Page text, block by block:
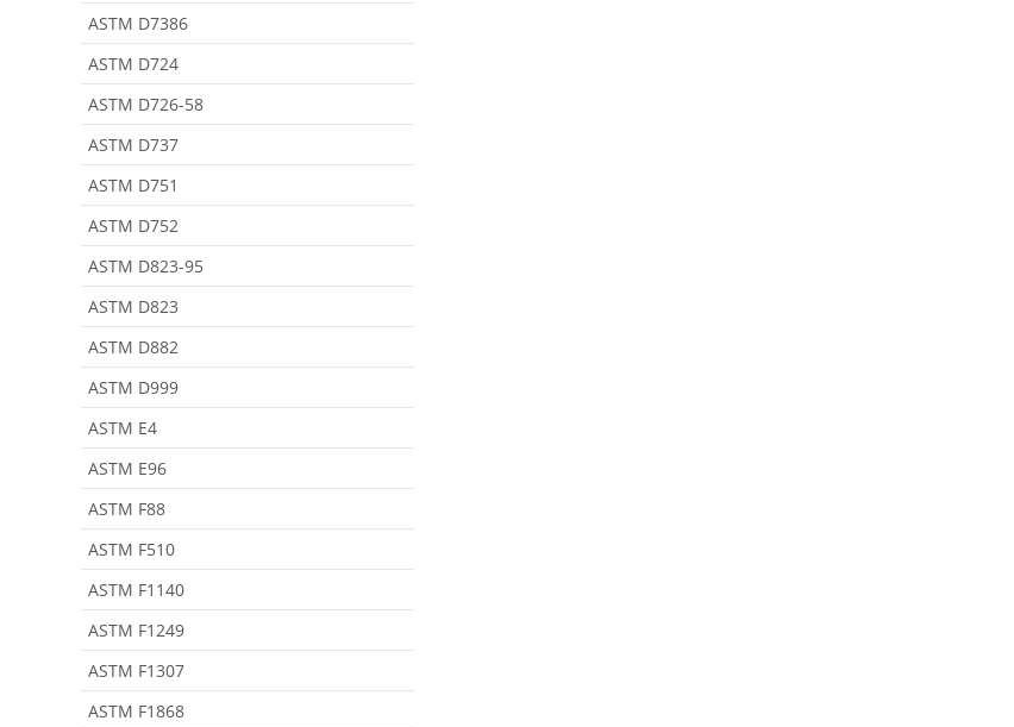
ASTM D7386
ASTM D724
ASTM D726-58
ASTM D737
ASTM D751
ASTM D752
ASTM D823-95
ASTM D823
ASTM D882
ASTM D999
ASTM E4
ASTM E96
ASTM F88
ASTM F510
ASTM F1140
ASTM F1249
ASTM F1307
ASTM F1868